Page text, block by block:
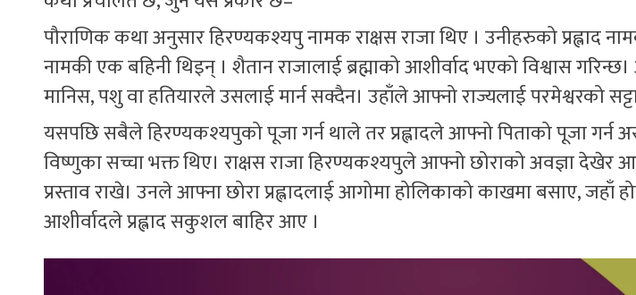
पौराणिक कथा अनुसार हिरण्यकश्यपु नामक राक्षस राजा थिए । उनीहरुको प्रह्लाद
नामकी एक बहिनी थिइन् । शैतान राजालाई ब्रह्माको आशीर्वाद भएको विश्वास
मानिस, पशु वा हतियारले उसलाई मार्न सक्दैन। उहाँले आफ्नो राज्यलाई परमेश्वरको
यसपछि सबैले हिरण्यकश्यपुको पूजा गर्न थाले तर प्रह्लादले आफ्नो पिताको पूजा गर्न
विष्णुका सच्चा भक्त थिए। राक्षस राजा हिरण्यकश्यपुले आफ्नो छोराको अवज्ञा देखेर
प्रस्ताव राखे। उनले आफ्ना छोरा प्रह्लादलाई आगोमा होलिकाको काखमा बसाए,
आशीर्वादले प्रह्लाद सकुशल बाहिर आए ।